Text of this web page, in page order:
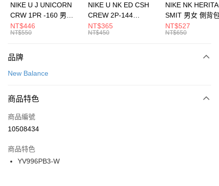
元大商業銀行
台灣樂天信用卡公司
全盈+PAY
AFTEE先享後付
【關於「AFTEE先享後付」】
便利好安心！
３．安心：先確認商品／服務後，再付款。
【「AFTEE先享後付」結帳流程】
１．於結帳方式選擇「AFTEE先享後付」後，將跳轉至「AFTEE先享後付」
２．訂單成立數日內，您將收到繳費通知簡訊。
３．收到繳費通知簡訊後14天內，點擊此簡訊中的連結，可透過四大超商／
ATM／網路銀行／等多元方式進行付款，方視為交易完成。
運送方式
每筆NT$100，滿NT$1,500(含以上)免運費
宅配
每筆NT$100，滿NT$1,500(含以上)免運費
付款後門市自取
每筆NT$100，滿NT$1,500(含以上)免運費
NIKE U J UNICORN
CRW 1PR -160 男女
中統襪 FZ3393100
NT$446
NT$550
NIKE U NK ED CSH
CREW 2P-144
EMBRDY 男女 短統襪
FZ3073133
NT$365
NT$450
NIKE NK
SMIT 男女 側背
BA5871010
NT$527
NT$650
品牌
New Balance
商品特色
商品編號
10508434
商品特色
YV996PB3-W